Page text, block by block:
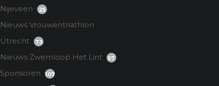
Nijeveen
25
Nieuws Vrouwentriathlon
Utrecht
73
Nieuws Zwemloop Het Lint 57
Sponsoren 107